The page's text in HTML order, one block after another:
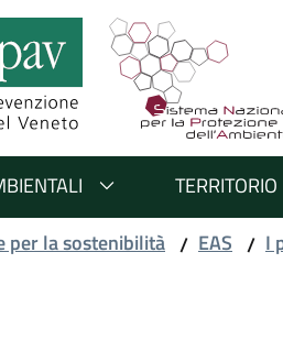
TERRITORIO
per la sostenibilità / EAS / I